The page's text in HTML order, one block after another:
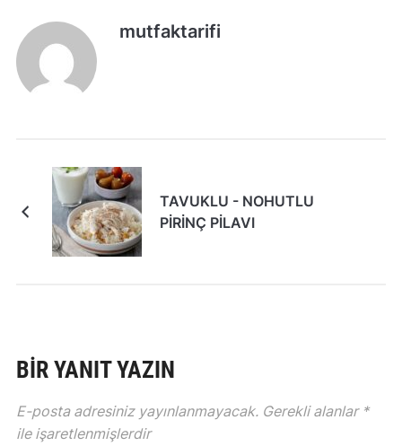
mutfaktarifi
TAVUKLU - NOHUTLU
PİRİNÇ PİLAVI
BIR YANIT YAZIN
E-posta adresiniz yayınlanmayacak. Gerekli alanlar *
ile işaretlenmişlerdir